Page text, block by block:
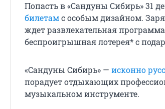
Попасть в «Сандуны Сибирь» 31
билетамс особым дизайном.
ждет развлекательная
беспроигрышная лотерея* с
«Сандуны Сибирь» — исконно
порадует отдыхающих
музыкальном инструменте.